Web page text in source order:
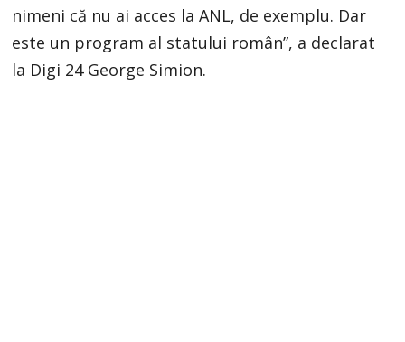
nimeni că nu ai acces la ANL, de exemplu. Dar
este un program al statului român”, a declarat
la Digi 24 George Simion.